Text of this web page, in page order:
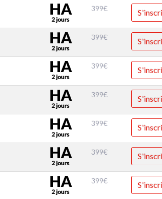
399€
399€
399€
399€
399€
399€
399€